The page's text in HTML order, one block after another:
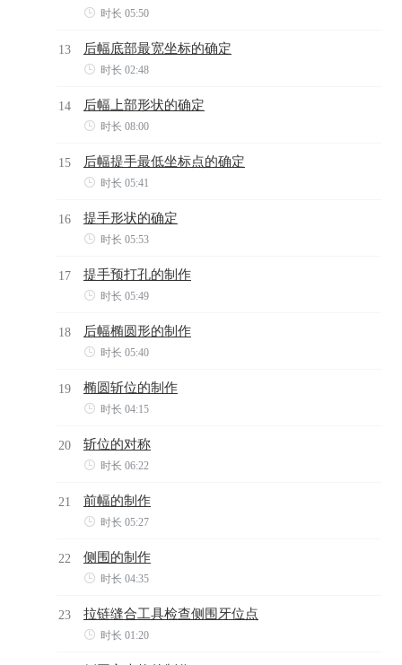
 时长 05:50
13 后幅底部最宽坐标的确定
 时长 02:48
14 后幅上部形状的确定
 时长 08:00
15 后幅提手最低坐标点的确定
 时长 05:41
16 提手形状的确定
 时长 05:53
17 提手预打孔的制作
 时长 05:49
18 后幅椭圆形的制作
 时长 05:40
19 椭圆斩位的制作
 时长 04:15
20 斩位的对称
 时长 06:22
21 前幅的制作
 时长 05:27
22 侧围的制作
 时长 04:35
23 拉链缝合工具检查侧围牙位点
 时长 01:20